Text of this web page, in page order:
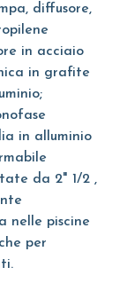
diffusore,
in acciaio
in grafite
in alluminio
da 2" 1/2 ,
nelle piscine
per